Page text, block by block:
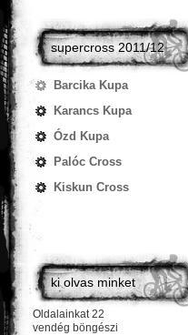
supercross 2011/12
Barcika Kupa
Karancs Kupa
Ózd Kupa
Palóc Cross
Kiskun Cross
ki olvas minket
Oldalainkat 22
vendég böngészi